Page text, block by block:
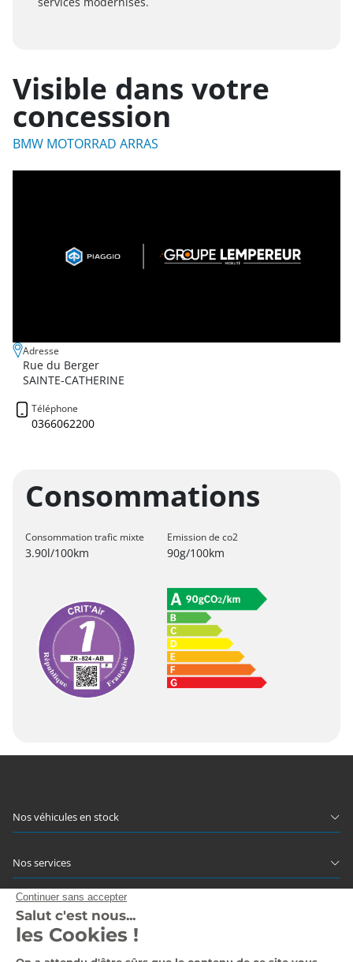
Visible dans votre
concession
BMW MOTORRAD ARRAS
Adresse
Rue du Berger
SAINTE-CATHERINE
Téléphone
0366062200
Consommations
Consommation trafic mixte
3.90l/100km
Emission de co2
90g/100km
Nos véhicules en stock
Nos services
Notre groupe